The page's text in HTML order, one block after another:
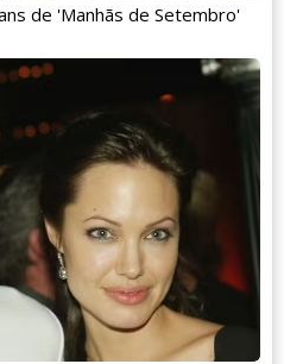
de 'Manhãs de Setembro'